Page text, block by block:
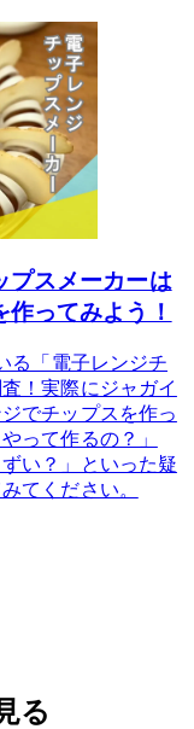
プスメーカーは
ってみよう！
る「電子レンジチ
！実際にジャガイ
でチップスを作っ
って作るの？」
い？」といった疑
てください。
る